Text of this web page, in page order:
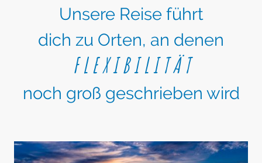
Unsere Reise führt
dich zu Orten, an denen
F L E X I B I L I T Ä T
noch groß geschrieben wird